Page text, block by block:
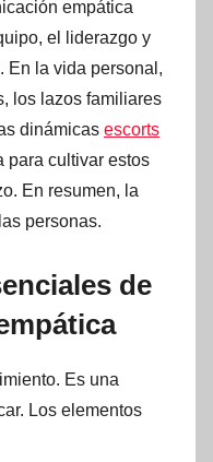
empática
el liderazgo y
En la vida personal,
los lazos familiares
dinámicas escorts
para cultivar estos
En resumen, la
personas.
de
Es una
Los elementos